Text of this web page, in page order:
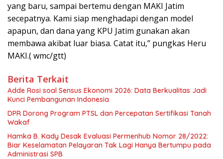
yang baru, sampai bertemu dengan MAKI Jatim
secepatnya. Kami siap menghadapi dengan model
apapun, dan dana yang KPU Jatim gunakan akan
membawa akibat luar biasa. Catat itu,” pungkas Heru
MAKI.( wmc/gtt)
Berita Terkait
Adde Rosi soal Sensus Ekonomi 2026: Data Berkualitas Jadi
Kunci Pembangunan Indonesia
DPR Dorong Program PTSL dan Percepatan Sertifikasi Tanah
Wakaf
Hamka B. Kady Desak Evaluasi Permenhub Nomor 28/2022:
Biar Keselamatan Pelayaran Tak Lagi Hanya Bertumpu pada
Administrasi SPB